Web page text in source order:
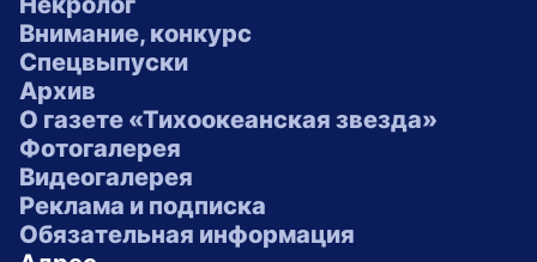
Внимание, конкурс
Спецвыпуски
Архив
О газете «Тихоокеанская звезда»
Фотогалерея
Видеогалерея
Реклама и подписка
Обязательная информация